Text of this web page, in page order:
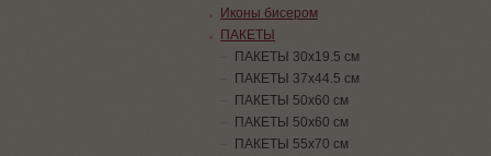
Иконы бисером
ПАКЕТЫ
ПАКЕТЫ 30х19.5 см
ПАКЕТЫ 37х44.5 см
ПАКЕТЫ 50х60 см
ПАКЕТЫ 50х60 см
ПАКЕТЫ 55х70 см